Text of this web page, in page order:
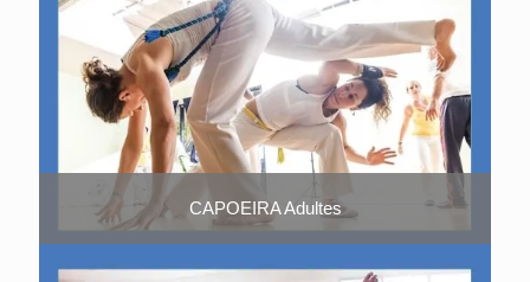
CAPOEIRA Adultes